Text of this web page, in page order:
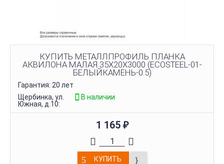
КУПИТЬ МЕТАЛЛПРОФИЛЬ ПЛАНКА
АКВИЛОНА МАЛАЯ 35Х20Х3000 (ECOSTEEL-01-
БЕЛЫЙКАМЕНЬ-0.5)
Гарантия: 20 лет
Щербинка, ул.
Южная, д.10:
В наличии
1 165 ₽
КУПИТЬ